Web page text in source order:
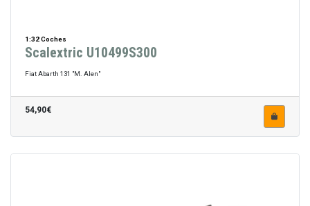
1:32 Coches
Scalextric U10499S300
Fiat Abarth 131 "M. Alen"
54,90€